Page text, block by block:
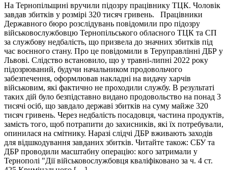
На Тернопільщині вручили підозру працівнику ТЦК. Чоловік
завдав збитків у розмірі 320 тисяч гривень. Працівники
Державного бюро розслідувань повідомили про підозру
військовослужбовцю Тернопільського обласного ТЦК та СП
за службову недбалість, що призвела до значних збитків під
час воєнного стану. Про це повідомили в Теруправлінні ДБР у
Львові. Слідство встановило, що у травні-липні 2022 року
підозрюваний, будучи начальником продовольчого
забезпечення, оформлював накладні на видачу харчів
військовим, які фактично не проходили службу. В результаті
таких дій було безпідставно видано продовольство на понад 3
тисячі осіб, що завдало державі збитків на суму майже 320
тисяч гривень. Через недбалість посадовця, частина продуктів,
замість того, щоб потрапити до захисників, які їх потребували,
опинилася на смітнику. Наразі слідчі ДБР вживають заходів
для відшкодування завданих збитків. Читайте також: СБУ та
ДБР проводили масштабну операцію: кого затримали у
Тернополі "Дії військовослужбовця кваліфіковано за ч. 4 ст.